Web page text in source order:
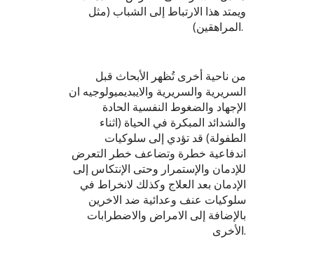
ويمتد هذا الارتباط إلى الشباب (مثل
المراهقين).
من ناحية أخرى تُظهر الأبحاث قبل
السريرية والسريرية والايبديميولوجيه ان
الإجهاد والضغوط النفسية الحادة
والشدائد المبكرة في الحياة (اثناء
الطفولة) قد تؤدي إلى سلوكيات
اندفاعية خطرة وتضاعف خطر التعرض
للإدمان والإستمرار وحتى الإنتكاس إلى
الإدمان بعد العلاج وكذلك لانخراط في
سلوكيات عنف وعدائية ضد الاخرين
بالإضافة إلى الامراض والاضطرابات
الأخرى.